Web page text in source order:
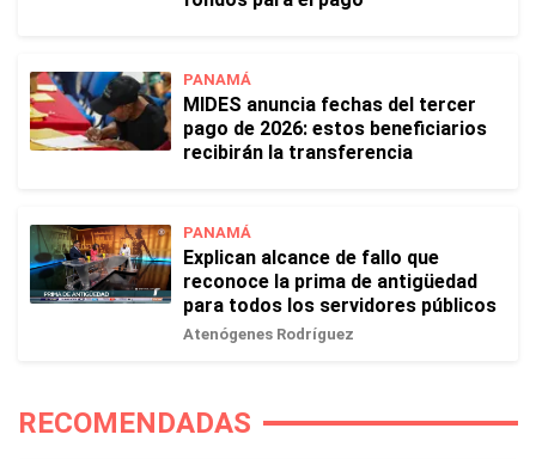
PANAMÁ
MIDES anuncia fechas del tercer
pago de 2026: estos beneficiarios
recibirán la transferencia
PANAMÁ
Explican alcance de fallo que
reconoce la prima de antigüedad
para todos los servidores públicos
Atenógenes Rodríguez
RECOMENDADAS